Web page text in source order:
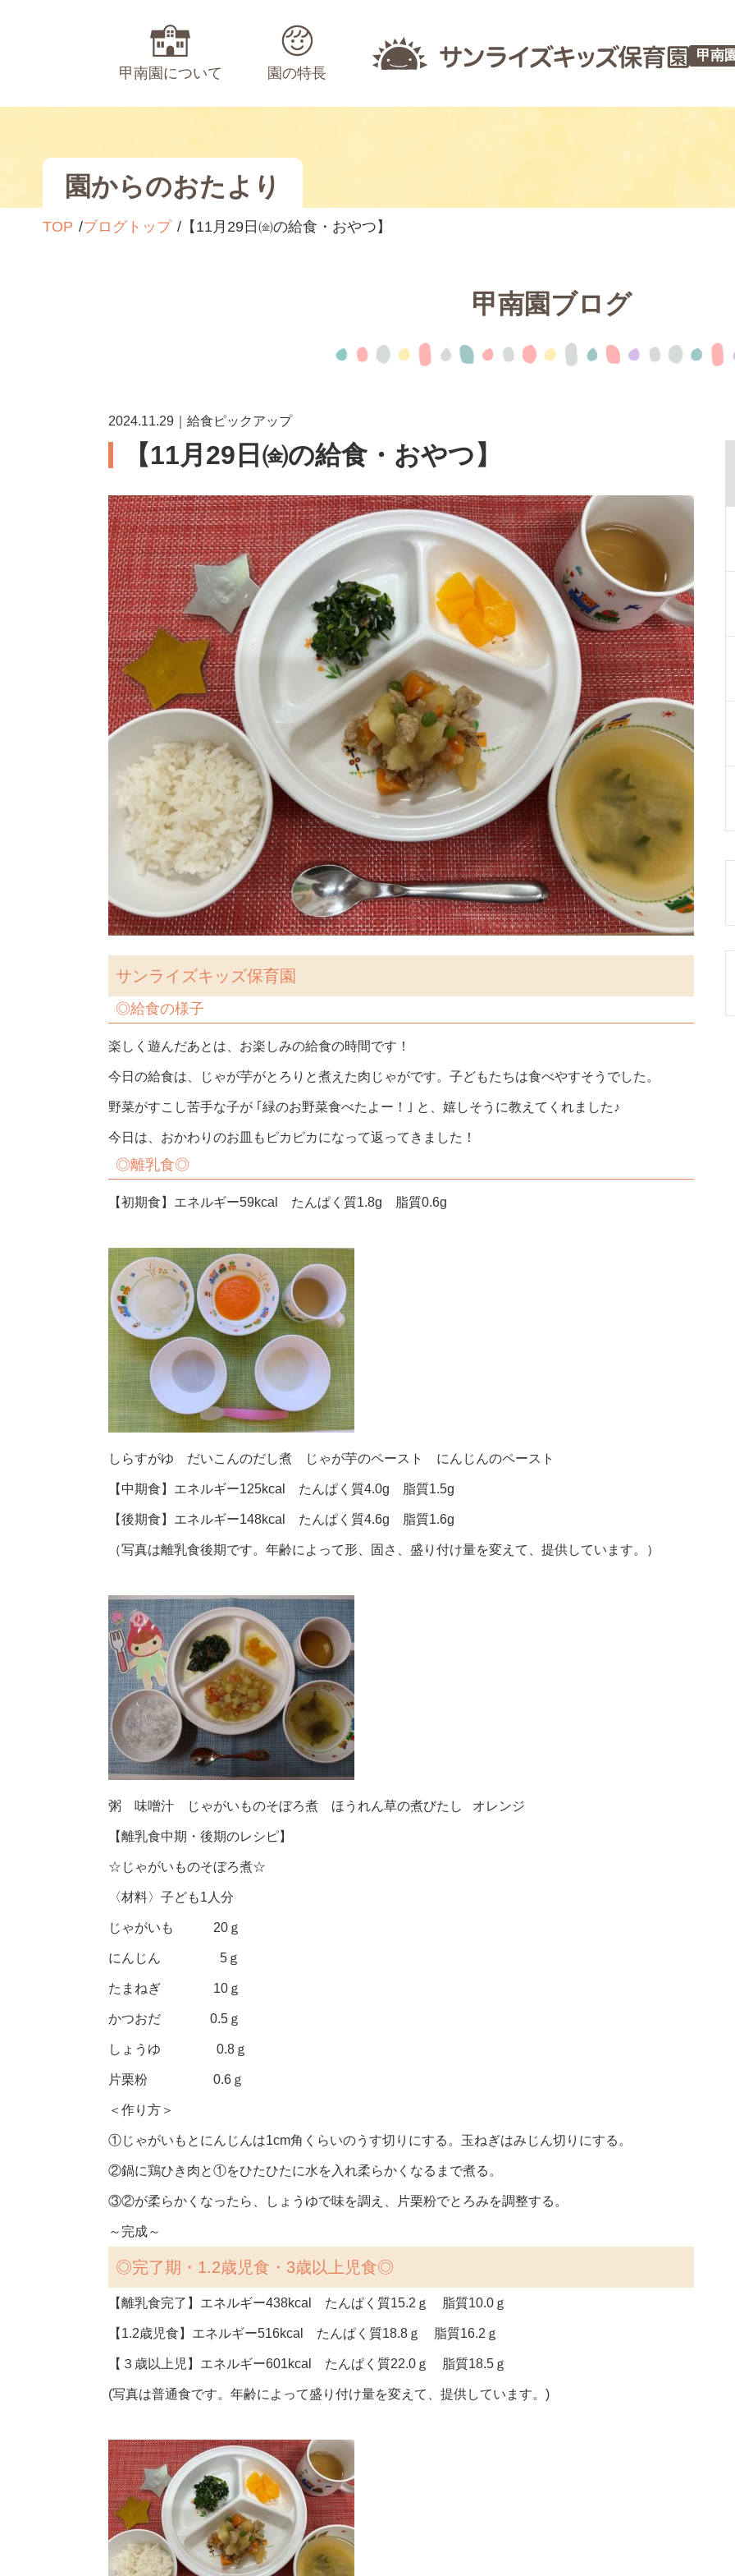
甲南園について 園の特長
甲南
園からのおたより
TOP ブログトップ 【11月29日㈮の給食・おやつ】
甲南園ブログ
2024.11.29｜給食ピックアップ
【11月29日㈮の給食・おやつ】
サンライズキッズ保育園
◎給食の様子
楽しく遊んだあとは、お楽しみの給食の時間です！
今日の給食は、じゃが芋がとろりと煮えた肉じゃがです。子どもたちは食べやすそうでした。
野菜がすこし苦手な子が ｢緑のお野菜食べたよー！｣ と、嬉しそうに教えてくれました♪
今日は、おかわりのお皿もピカピカになって返ってきました！
◎離乳食◎
【初期食】エネルギー59kcal たんぱく質1.8g 脂質0.6g
しらすがゆ だいこんのだし煮 じゃが芋のペースト にんじんのペースト
【中期食】エネルギー125kcal たんぱく質4.0g 脂質1.5g
【後期食】エネルギー148kcal たんぱく質4.6g 脂質1.6g
（写真は離乳食後期です。年齢によって形、固さ、盛り付け量を変えて、提供しています。）
粥 味噌汁 じゃがいものそぼろ煮 ほうれん草の煮びたし オレンジ
【離乳食中期・後期のレシピ】
☆じゃがいものそぼろ煮☆
〈材料〉子ども1人分
じゃがいも 20ｇ
にんじん 5ｇ
たまねぎ 10ｇ
かつおだ 0.5ｇ
しょうゆ 0.8ｇ
片栗粉 0.6ｇ
＜作り方＞
①じゃがいもとにんじんは1cm角くらいのうす切りにする。玉ねぎはみじん切りにする。
②鍋に鶏ひき肉と①をひたひたに水を入れ柔らかくなるまで煮る。
③②が柔らかくなったら、しょうゆで味を調え、片栗粉でとろみを調整する。
～完成～
◎完了期・1.2歳児食・3歳以上児食◎
【離乳食完了】エネルギー438kcal たんぱく質15.2ｇ 脂質10.0ｇ
【1.2歳児食】エネルギー516kcal たんぱく質18.8ｇ 脂質16.2ｇ
【３歳以上児】エネルギー601kcal たんぱく質22.0ｇ 脂質18.5ｇ
(写真は普通食です。年齢によって盛り付け量を変えて、提供しています。)